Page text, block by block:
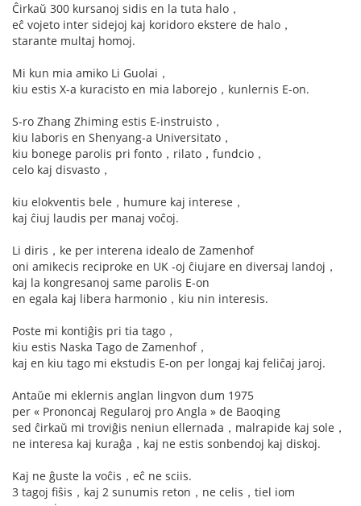
Ĉirkaŭ 300 kursanoj sidis en la tuta halo，
eĉ vojeto inter sidejoj kaj koridoro ekstere de halo，
starante multaj homoj.
Mi kun mia amiko Li Guolai，
kiu estis X-a kuracisto en mia laborejo，kunlernis E-on.
S-ro Zhang Zhiming estis E-instruisto，
kiu laboris en Shenyang-a Universitato，
kiu bonege parolis pri fonto，rilato，fundcio，
celo kaj disvasto，
kiu elokventis bele，humure kaj interese，
kaj ĉiuj laudis per manaj voĉoj.
Li diris，ke per interena idealo de Zamenhof
oni amikecis reciproke en UK -oj ĉiujare en diversaj landoj，
kaj la kongresanoj same parolis E-on
en egala kaj libera harmonio，kiu nin interesis.
Poste mi kontiĝis pri tia tago，
kiu estis Naska Tago de Zamenhof，
kaj en kiu tago mi ekstudis E-on per longaj kaj feliĉaj jaroj.
Antaŭe mi eklernis anglan lingvon dum 1975
per « Prononcaj Regularoj pro Angla » de Baoqing
sed ĉirkaŭ mi troviĝis neniun ellernada，malrapide kaj sole，
ne interesa kaj kuraĝa，kaj ne estis sonbendoj kaj diskoj.
Kaj ne ĝuste la voĉis，eĉ ne sciis.
3 tagoj fiŝis，kaj 2 sunumis reton，ne celis，tiel iom